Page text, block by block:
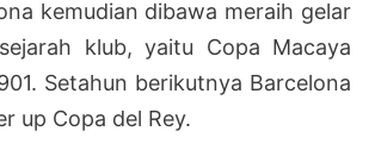
kemudian dibawa meraih gelar
klub, yaitu Copa Macaya
Setahun berikutnya Barcelona
up Copa del Rey.